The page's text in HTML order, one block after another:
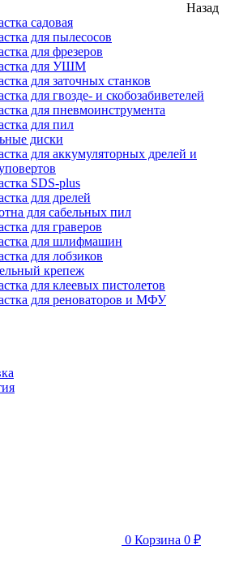
Назад
садовая
для пылесосов
для фрезеров
для УШМ
для заточных станков
для гвозде- и скобозабиветелей
для пневмоинструмента
для пил
диски
для аккумуляторных дрелей и
SDS-plus
для дрелей
для сабельных пил
для граверов
для шлифмашин
для лобзиков
крепеж
для клеевых пистолетов
для реноваторов и МФУ
0 Корзина 0 ₽